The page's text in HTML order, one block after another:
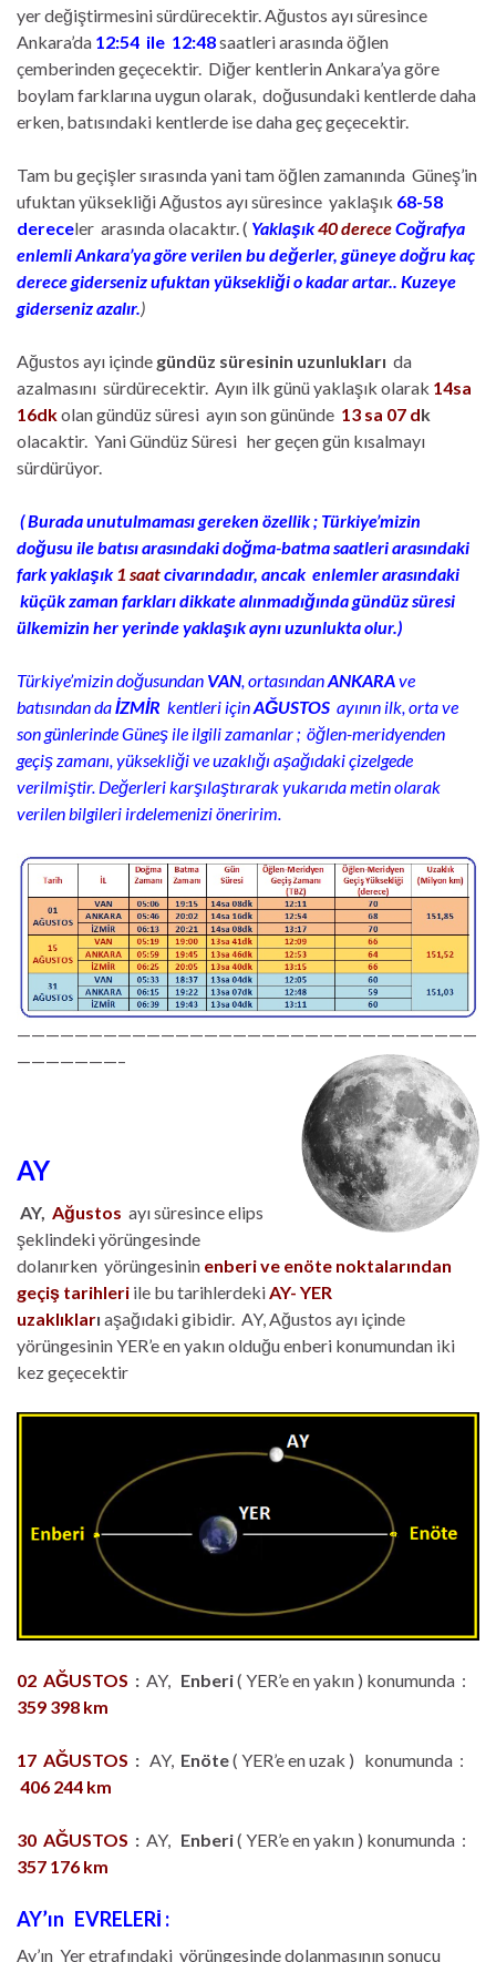
yer değiştirmesini sürdürecektir. Ağustos ayı süresince
Ankara’da 12:54 ile 12:48saatleri arasında öğlen
çemberinden geçecektir. Diğer kentlerin Ankara’ya göre
boylam farklarına uygun olarak, doğusundaki kentlerde daha
erken, batısındaki kentlerde ise daha geç geçecektir.
Tam bu geçişler sırasında yani tam öğlen zamanında Güneş’in
ufuktan yüksekliği Ağustos ayı süresince yaklaşık 68-58
dereceler arasında olacaktır. ( Yaklaşık40 dereceCoğrafya
enlemliAnkara’ya göre verilen bu değerler, güneye doğru kaç
derece giderseniz ufuktan yüksekliği o kadar artar.. Kuzeye
giderseniz azalır.)
Ağustos ayı içinde gündüz süresinin uzunlukları da
azalmasını sürdürecektir. Ayın ilk günü yaklaşık olarak 14sa
16dkolan gündüz süresi ayın son gününde 13 sa 07 dk
olacaktir. Yani Gündüz Süresi her geçen gün kısalmayı
sürdürüyor.
( Burada unutulmaması gereken özellik ; Türkiye’mizin
doğusu ile batısı arasındaki doğma-batma saatleri arasındaki
fark yaklaşık 1 saatcivarındadır, ancak enlemler arasındaki
küçük zaman farkları dikkate alınmadığında gündüz süresi
ülkemizin her yerinde yaklaşık aynı uzunlukta olur.)
Türkiye’mizin doğusundan VAN , ortasındanANKARAve
batısından daİZMİR kentleri içinAĞUSTOS ayının ilk, orta ve
son günlerinde Güneş ile ilgili zamanlar ; öğlen-meridyenden
geçiş zamanı, yüksekliği ve uzaklığı aşağıdaki çizelgede
verilmiştir. Değerleri karşılaştırarak yukarıda metin olarak
verilen bilgileri irdelemenizi öneririm.
————————————————————————————————
———————–
AY
AY, Ağustos ayı süresince elips
şeklindeki yörüngesinde
dolanırken yörüngesinin enberi ve enöte noktalarından
geçiş tarihleri ile bu tarihlerdeki AY- YER
uzaklıkları aşağıdaki gibidir. AY, Ağustos ayı içinde
yörüngesinin YER’e en yakın olduğu enberi konumundan iki
kez geçecektir
02 AĞUSTOS : AY, Enberi( YER’e en yakın ) konumunda :
359 398 km
17 AĞUSTOS : AY, Enöte( YER’e en uzak ) konumunda :
406 244 km
30 AĞUSTOS : AY, Enberi( YER’e en yakın ) konumunda :
357 176 km
AY’ın EVRELERİ :
Ay’ın Yer etrafındaki yörüngesinde dolanmasının sonucu